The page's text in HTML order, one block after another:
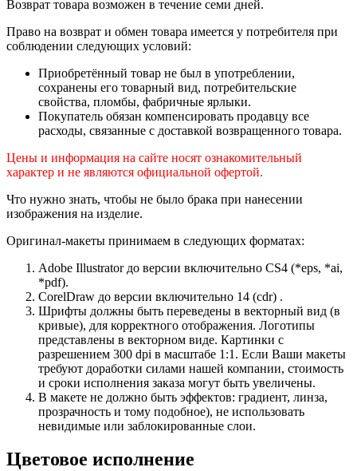
Возврат товара возможен в течение семи дней.
Право на возврат и обмен товара имеется у потребителя при
соблюдении следующих условий:
Приобретённый товар не был в употреблении,
сохранены его товарный вид, потребительские
свойства, пломбы, фабричные ярлыки.
Покупатель обязан компенсировать продавцу все
расходы, связанные с доставкой возвращенного товара.
Цены и информация на сайте носят ознакомительный
характер и не являются официальной офертой.
Что нужно знать, чтобы не было брака при нанесении
изображения на изделие.
Оригинал-макеты принимаем в следующих форматах:
Adobe Illustrator до версии включительно CS4 (*eps, *ai,
*pdf).
CorelDraw до версии включительно 14 (cdr) .
Шрифты должны быть переведены в векторный вид (в
кривые), для корректного отображения. Логотипы
представлены в векторном виде. Картинки с
разрешением 300 dpi в масштабе 1:1. Если Ваши макеты
требуют доработки силами нашей компании, стоимость
и сроки исполнения заказа могут быть увеличены.
В макете не должно быть эффектов: градиент, линза,
прозрачность и тому подобное), не использовать
невидимые или заблокированные слои.
Цветовое исполнение